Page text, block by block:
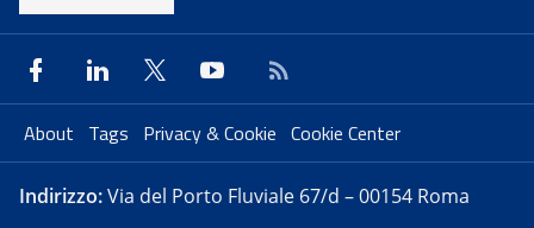
About Tags Privacy & Cookie Cookie Center
Indirizzo:Via del Porto Fluviale 67/d – 00154 Roma